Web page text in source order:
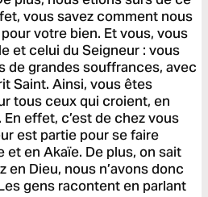
vous savez comment nous
votre bien. Et vous, vous
et celui du Seigneur : vous
de grandes souffrances, avec
Saint. Ainsi, vous êtes
tous ceux qui croient, en
effet, c’est de chez vous
est partie pour se faire
en Akaïe. De plus, on sait
Dieu, nous n’avons donc
gens racontent en parlant